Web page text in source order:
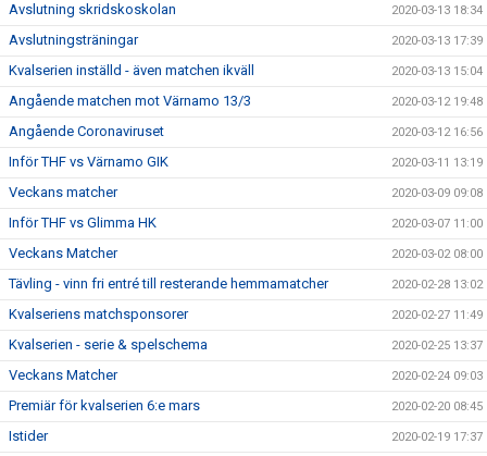
Avslutning skridskoskolan 2020-03-13 18:34
Avslutningsträningar 2020-03-13 17:39
Kvalserien inställd - även matchen ikväll 2020-03-13 15:04
Angående matchen mot Värnamo 13/3 2020-03-12 19:48
Angående Coronaviruset 2020-03-12 16:56
Inför THF vs Värnamo GIK 2020-03-11 13:19
Veckans matcher 2020-03-09 09:08
Inför THF vs Glimma HK 2020-03-07 11:00
Veckans Matcher 2020-03-02 08:00
Tävling - vinn fri entré till resterande hemmamatcher 2020-02-28 13:02
Kvalseriens matchsponsorer 2020-02-27 11:49
Kvalserien - serie & spelschema 2020-02-25 13:37
Veckans Matcher 2020-02-24 09:03
Premiär för kvalserien 6:e mars 2020-02-20 08:45
Istider 2020-02-19 17:37